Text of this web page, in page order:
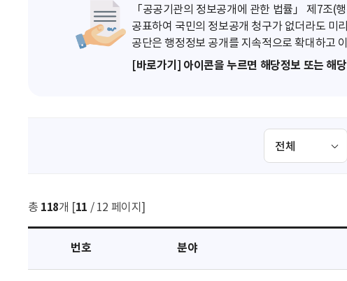
「공공기관의 정보공개에 관한 법률」 제7조(
공표하여 국민의 정보공개 청구가 없더라도 미
공단은 행정정보 공개를 지속적으로 확대하고
[바로가기] 아이콘을 누르면 해당정보 또는 해
총 118개 [11 / 12 페이지]
번호 분야